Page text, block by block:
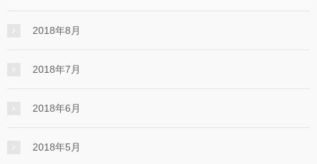
2018年8月
2018年7月
2018年6月
2018年5月